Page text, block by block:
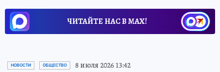
ЧИТАЙТЕ НАС В МАХ!
НОВОСТИ ОБЩЕСТВО 8 июля 2026 13:42